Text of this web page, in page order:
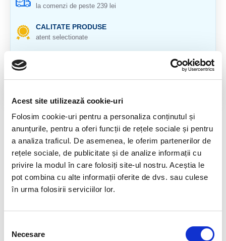
Acest site utilizează cookie-uri
Folosim cookie-uri pentru a personaliza conținutul și
anunțurile, pentru a oferi funcții de rețele sociale și pentru
a analiza traficul. De asemenea, le oferim partenerilor de
rețele sociale, de publicitate și de analize informații cu
privire la modul în care folosiți site-ul nostru. Aceștia le
pot combina cu alte informații oferite de dvs. sau culese
în urma folosirii serviciilor lor.
consimțământului
Necesare
la comenzi de peste 239 lei
CALITATE PRODUSE
atent selectionate
pentru toate produsele
DESCRIERE PRODUS
Cristal natural 100 %.
Dimensiune : aproximativ 10 cm
Veti primi un produs asemanator cu cel din imagine.
mobilului/tabletei/laptopului dumneavoastra.